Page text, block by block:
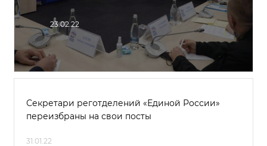
23.02.22
Секретари реготделений «Единой России»
переизбраны на свои посты
31.01.22